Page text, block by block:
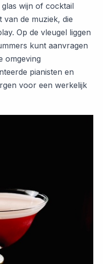
wijn of cocktail
de muziek, die
Op de vleugel liggen
kunt aanvragen
omgeving
pianisten en
voor een werkelijk